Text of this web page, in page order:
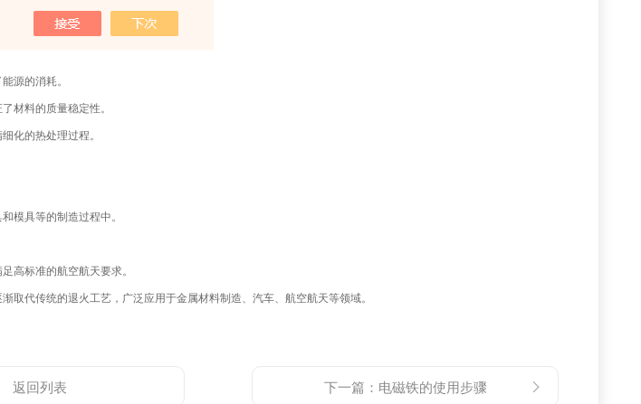
源的消耗。
材料的质量稳定性。
化的热处理过程。
模具等的制造过程中。
高标准的航空航天要求。
代传统的退火工艺，广泛应用于金属材料制造、汽车、航空航天等领域。
返回列表 下一篇： 电磁铁的使用步骤